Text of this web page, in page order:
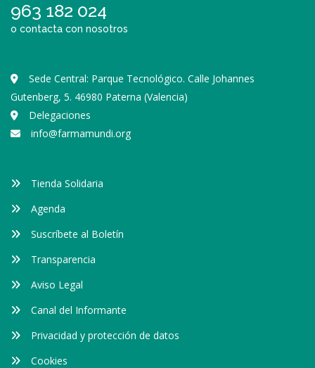
963 182 024
o contacta con nosotros
Sede Central: Parque Tecnológico. Calle Johannes
Gutenberg, 5. 46980 Paterna (Valencia)
Delegaciones
info@farmamundi.org
Tienda Solidaria
Agenda
Suscríbete al Boletín
Transparencia
Aviso Legal
Canal del Informante
Privacidad y protección de datos
Cookies